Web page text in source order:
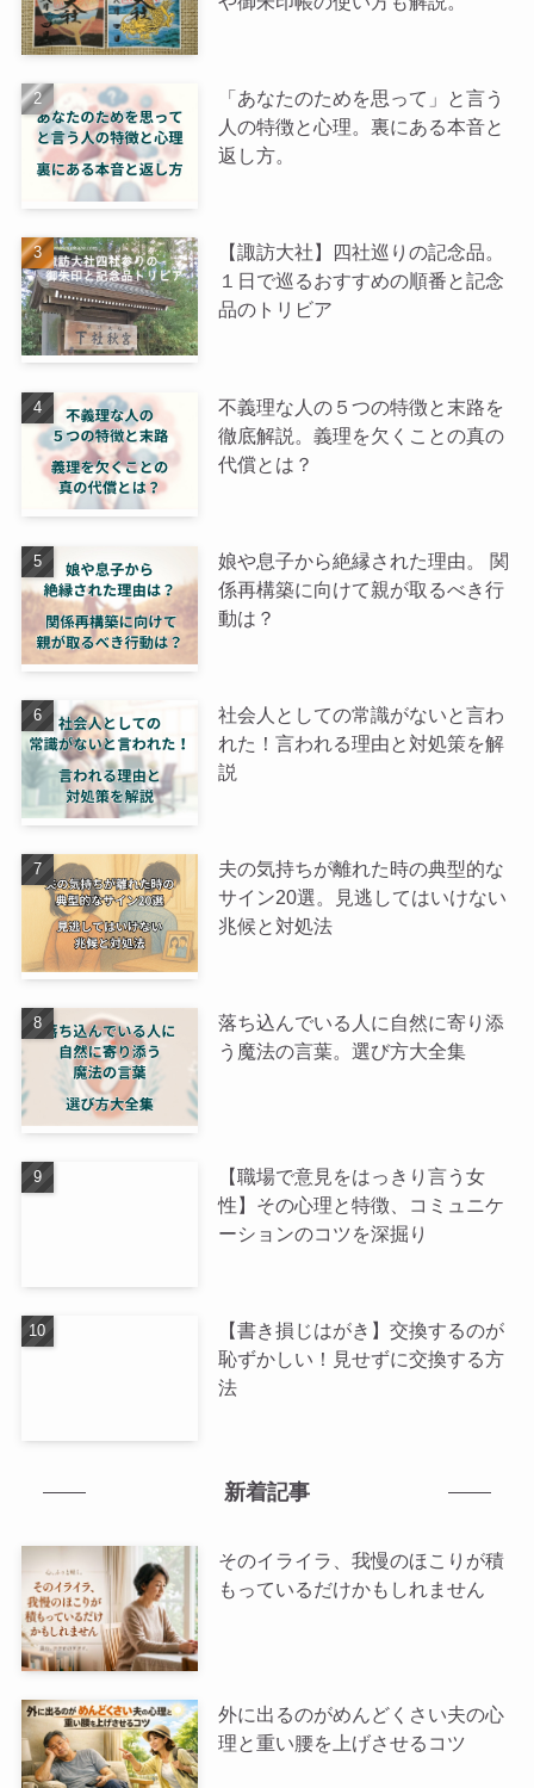
「あなたのためを思って」と言う
人の特徴と心理。裏にある本音と
返し方。
【諏訪大社】四社巡りの記念品。
１日で巡るおすすめの順番と記念
品のトリビア
不義理な人の５つの特徴と末路を
徹底解説。義理を欠くことの真の
代償とは？
娘や息子から絶縁された理由。 関
係再構築に向けて親が取るべき行
動は？
社会人としての常識がないと言わ
れた！言われる理由と対処策を解
説
夫の気持ちが離れた時の典型的な
サイン20選。見逃してはいけない
兆候と対処法
落ち込んでいる人に自然に寄り添
う魔法の言葉。選び方大全集
【職場で意見をはっきり言う女
性】その心理と特徴、コミュニケ
ーションのコツを深掘り
【書き損じはがき】交換するのが
恥ずかしい！見せずに交換する方
法
新着記事
そのイライラ、我慢のほこりが積
もっているだけかもしれません
外に出るのがめんどくさい夫の心
理と重い腰を上げさせるコツ